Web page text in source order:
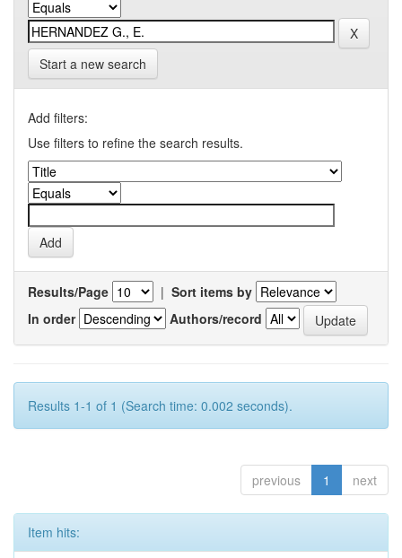
Start a new search
Add filters:
Use filters to refine the search results.
Results/Page | Sort items by
In order
Authors/record
Results 1-1 of 1 (Search time: 0.002 seconds).
previous 1 next
Item hits: